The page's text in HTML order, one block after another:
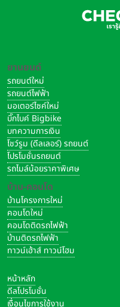
ยานยนต์
รถยนต์ใหม่
รถยนต์ไฟฟ้า
มอเตอร์ไซค์ใหม่
บิ๊กไบค์ Bigbike
บทความการเงิน
โชว์รูม (ดีลเลอร์) รถยนต์
โปรโมชั่นรถยนต์
รถไมล์น้อยราคาพิเศษ
บ้าน-คอนโด
บ้านโครงการใหม่
คอนโดใหม่
คอนโดติดรถไฟฟ้า
บ้านติดรถไฟฟ้า
ทาวน์เฮ้าส์ ทาวน์โฮม
หน้าหลัก
ดีลโปรโมชั่น
เงื่อนไขการใช้งาน